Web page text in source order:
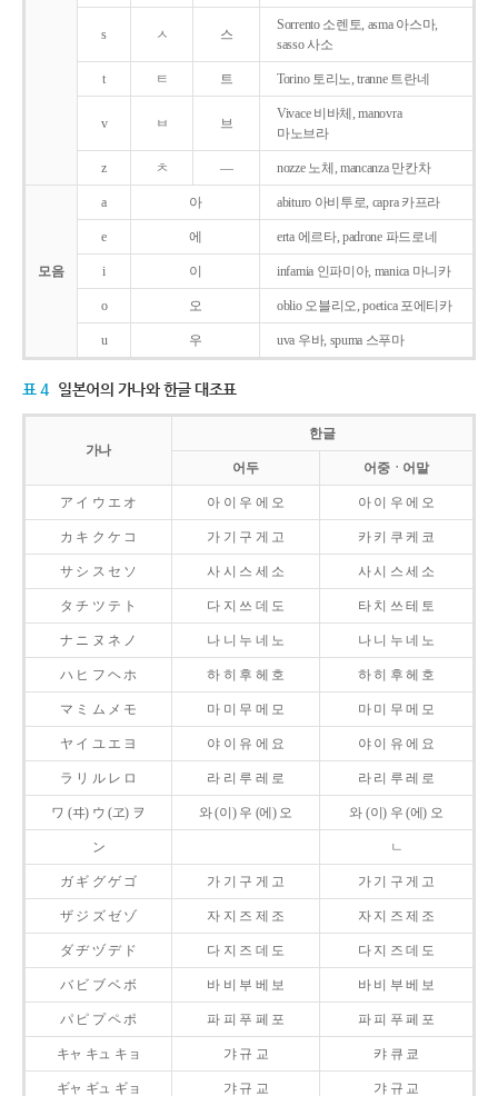
s ㅅ 스
Sorrento 소렌토, asma 아스마,
sasso 사소
t ㅌ 트 Torino 토리노, tranne 트란네
v ㅂ 브
Vivace 비바체, manovra
마노브라
z ㅊ ― nozze 노체, mancanza 만칸차
모음
a 아 abituro 아비투로, capra 카프라
e 에 erta 에르타, padrone 파드로네
i 이 infamia 인파미아, manica 마니카
o 오 oblio 오블리오, poetica 포에티카
u 우 uva 우바, spuma 스푸마
표 4 일본어의 가나와 한글 대조표
가나
한글
어두 어중ㆍ어말
ア イ ウ エ オ 아 이 우 에 오 아 이 우 에 오
カ キ ク ケ コ 가 기 구 게 고 카 키 쿠 케 코
サ シ ス セ ソ 사 시 스 세 소 사 시 스 세 소
タ チ ツ テ ト 다 지 쓰 데 도 타 치 쓰 테 토
ナ ニ ヌ ネ ノ 나 니 누 네 노 나 니 누 네 노
ハ ヒ フ ヘ ホ 하 히 후 헤 호 하 히 후 헤 호
マ ミ ム メ モ 마 미 무 메 모 마 미 무 메 모
ヤ イ ユ エ ヨ 야 이 유 에 요 야 이 유 에 요
ラ リ ル レ ロ 라 리 루 레 로 라 리 루 레 로
ワ (ヰ) ウ (ヱ) ヲ 와 (이) 우 (에) 오 와 (이) 우 (에) 오
ン ㄴ
ガ ギ グ ゲ ゴ 가 기 구 게 고 가 기 구 게 고
ザ ジ ズ ゼ ゾ 자 지 즈 제 조 자 지 즈 제 조
ダ ヂ ヅ デ ド 다 지 즈 데 도 다 지 즈 데 도
バ ビ ブ ベ ボ 바 비 부 베 보 바 비 부 베 보
パ ピ プ ペ ポ 파 피 푸 페 포 파 피 푸 페 포
キャ キュ キョ 갸 규 교 캬 큐 쿄
ギャ ギュ ギョ 갸 규 교 갸 규 교